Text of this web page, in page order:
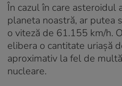
În cazul în care asteroidul
planeta noastră, ar putea
o viteză de 61.155 km/h.
elibera o cantitate uriașă
aproximativ la fel de
nucleare.